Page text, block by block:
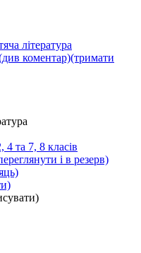
література
коментар)(тримати
та 7, 8 класів
і в резерв)